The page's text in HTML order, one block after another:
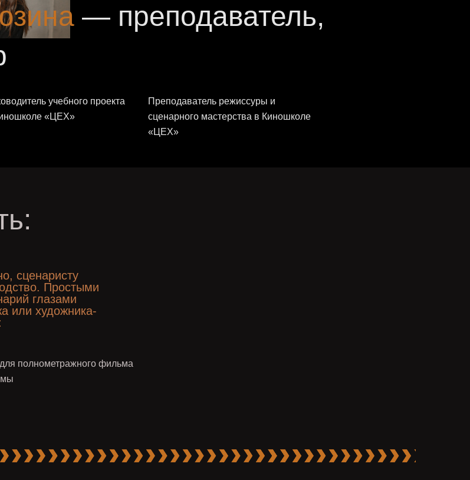
— преподаватель,
учебного проекта
«ЦЕХ»
Преподаватель режиссуры и
сценарного мастерства в Киношколе
«ЦЕХ»
сценаристу
Простыми
глазами
или художника-
полнометражного фильма